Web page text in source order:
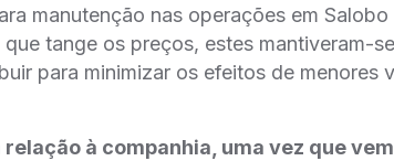
manutenção nas operações em
tange os preços, estes mantiveram-
para minimizar os efeitos de menores
à companhia, uma vez que